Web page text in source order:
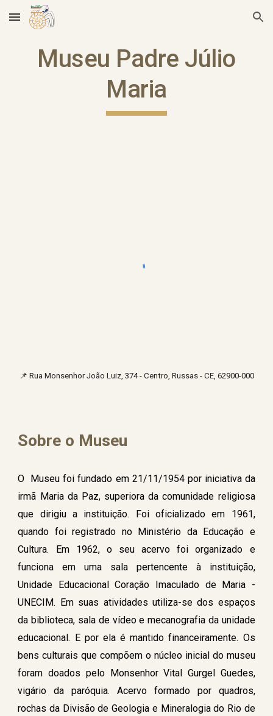
Skip to main content Skip to navigation
Museu Padre Júlio
Maria
📌 Rua Monsenhor João Luiz, 374 - Centro, Russas - CE, 62900-000
Sobre o Museu
O Museu foi fundado em 21/11/1954 por iniciativa da
irmã Maria da Paz, superiora da comunidade religiosa
que dirigiu a instituição. Foi oficializado em 1961,
quando foi registrado no Ministério da Educação e
Cultura. Em 1962, o seu acervo foi organizado e
funciona em uma sala pertencente à instituição,
Unidade Educacional Coração Imaculado de Maria -
UNECIM. Em suas atividades utiliza-se dos espaços
da biblioteca, sala de vídeo e mecanografia da unidade
educacional. E por ela é mantido financeiramente. Os
bens culturais que compõem o núcleo inicial do museu
foram doados pelo Monsenhor Vital Gurgel Guedes,
vigário da paróquia. Acervo formado por quadros,
rochas da Divisão de Geologia e Mineralogia do Rio de